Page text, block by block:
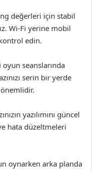
değerleri için stabil
Wi-Fi yerine mobil
edin.
seanslarında
serin bir yerde
yazılımını güncel
hata düzeltmeleri
oynarken arka planda